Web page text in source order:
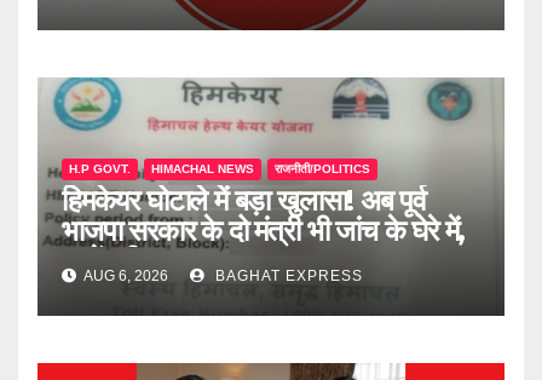
H.P GOVT. HIMACHAL NEWS राजनीती/POLITICS
हिमकेयर घोटाले में बड़ा खुलासा! अब पूर्व
भाजपा सरकार के दो मंत्री भी जांच के घेरे में,
जानें पूरी खबर
AUG 6, 2026 BAGHAT EXPRESS